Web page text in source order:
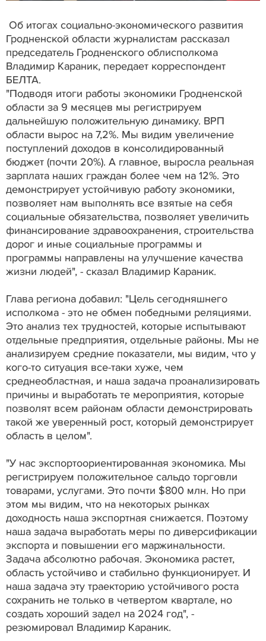
Об итогах социально-экономического развития
Гродненской области журналистам рассказал
председатель Гродненского облисполкома
Владимир Караник, передает корреспондент
БЕЛТА.
"Подводя итоги работы экономики Гродненской
области за 9 месяцев мы регистрируем
дальнейшую положительную динамику. ВРП
области вырос на 7,2%. Мы видим увеличение
поступлений доходов в консолидированный
бюджет (почти 20%). А главное, выросла реальная
зарплата наших граждан более чем на 12%. Это
демонстрирует устойчивую работу экономики,
позволяет нам выполнять все взятые на себя
социальные обязательства, позволяет увеличить
финансирование здравоохранения, строительства
дорог и иные социальные программы и
программы направлены на улучшение качества
жизни людей", - сказал Владимир Караник.
Глава региона добавил: "Цель сегодняшнего
исполкома - это не обмен победными реляциями.
Это анализ тех трудностей, которые испытывают
отдельные предприятия, отдельные районы. Мы не
анализируем средние показатели, мы видим, что у
кого-то ситуация все-таки хуже, чем
среднеобластная, и наша задача проанализировать
причины и выработать те мероприятия, которые
позволят всем районам области демонстрировать
такой же уверенный рост, который демонстрирует
область в целом".
"У нас экспортоориентированная экономика. Мы
регистрируем положительное сальдо торговли
товарами, услугами. Это почти $800 млн. Но при
этом мы видим, что на некоторых рынках
доходность наша экспортная снижается. Поэтому
наша задача выработать меры по диверсификации
экспорта и повышении его маржинальности.
Задача абсолютно рабочая. Экономика растет,
область устойчиво и стабильно функционирует. И
наша задача эту траекторию устойчивого роста
сохранить не только в четвертом квартале, но
создать хороший задел на 2024 год", -
резюмировал Владимир Караник.